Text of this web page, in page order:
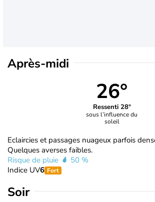
Après-midi
26°
Ressenti 28°
sous l’influence du
soleil
Eclaircies et passages nuageux parfois
Quelques averses faibles.
Risque de pluie
50 %
Indice UV6 Fort
Soir